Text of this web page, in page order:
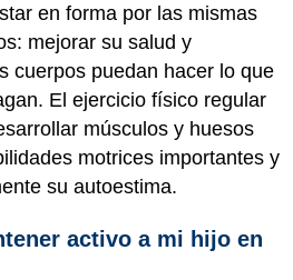
en forma por las mismas
mejorar su salud y
cuerpos puedan hacer lo que
El ejercicio físico regular
músculos y huesos
motrices importantes y
su autoestima.
activo a mi hijo en